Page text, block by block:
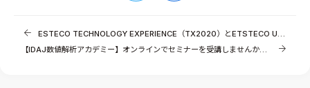
ESTECO TECHNOLOGY EXPERIENCE（TX2020）とETSTECO USER’S MEETING（UM2020）の早期参加登録を開始しました！